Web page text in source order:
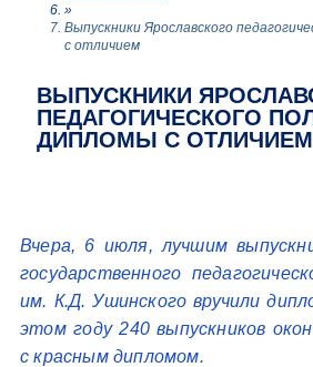
»
Выпускники Ярославского
с отличием
ВЫПУСКНИКИ
ПЕДАГОГИЧЕСКОГО
ДИПЛОМЫ С ОТЛИЧИЕМ
Вчера, 6 июля, лучшим
государственного
им. К.Д. Ушинского вручили
этом году 240 выпускников
с красным дипломом.